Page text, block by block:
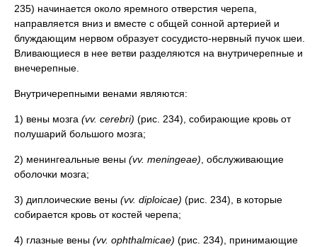
235) начинается около яремного отверстия черепа,
направляется вниз и вместе с общей сонной артерией и
блуждающим нервом образует сосудисто-нервный пучок шеи.
Вливающиеся в нее ветви разделяются на внутричерепные и
внечерепные.
Внутричерепными венами являются:
1) вены мозга (vv. cerebri) (рис. 234), собирающие кровь от
полушарий большого мозга;
2) менингеальные вены (vv. meningeae) , обслуживающие
оболочки мозга;
3) диплоические вены (vv. diploicae) (рис. 234), в которые
собирается кровь от костей черепа;
4) глазные вены (vv. ophthalmicae) (рис. 234), принимающие